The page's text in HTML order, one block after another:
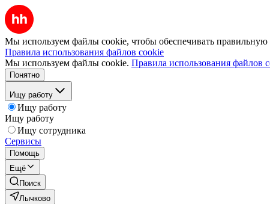
Мы используем файлы cookie, чтобы обеспечивать правильную
Правила использования файлов cookie
Мы используем файлы cookie. Правила использования файлов
Понятно
Ищу работу
Ищу работу
Ищу работу
Ищу сотрудника
Сервисы
Помощь
Ещё
Поиск
Лычково